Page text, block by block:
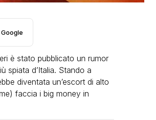
è stato pubblicato un rumor
spiata d’Italia. Stando a
diventata un’escort di alto
faccia i big money in